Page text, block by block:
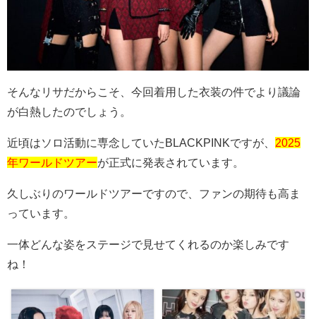
そんなリサだからこそ、今回着用した衣装の件でより議論
が白熱したのでしょう。
近頃はソロ活動に専念していた BLACKPINKですが、 2025
年ワールドツアーが正式に発表されています。
久しぶりのワールドツアーですので、ファンの期待も高ま
っています。
一体どんな姿をステージで見せてくれるのか楽しみです
ね！